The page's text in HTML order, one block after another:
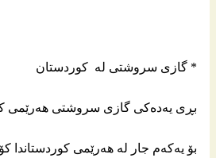
* گازی‌ سروشتی له ‌ كوردستان
بڕی‌ یه‌ده‌كی‌ گازی‌ سروشتی‌ هه‌رێمی‌ كوردستان